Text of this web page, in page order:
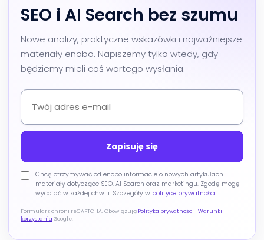
SEO i AI Search bez szumu
Nowe analizy, praktyczne wskazówki i najważniejsze
materiały enobo. Napiszemy tylko wtedy, gdy
będziemy mieli coś wartego wysłania.
Chcę otrzymywać od enobo informacje o nowych artykułach i
materiały dotyczące SEO, AI Search oraz marketingu. Zgodę mogę
wycofać w każdej chwili. Szczegóły w polityce prywatności.
Formularz chroni reCAPTCHA. Obowiązują Polityka prywatności i Warunki
korzystania Google.